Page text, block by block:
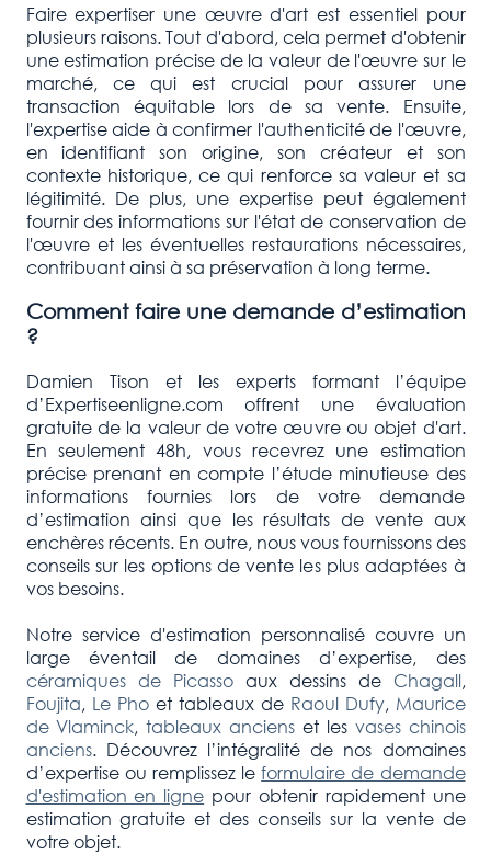
Faire expertiser une œuvre d'art est essentiel pour
plusieurs raisons. Tout d'abord, cela permet d'obtenir
une estimation précise de la valeur de l'œuvre sur le
marché, ce qui est crucial pour assurer une
transaction équitable lors de sa vente. Ensuite,
l'expertise aide à confirmer l'authenticité de l'œuvre,
en identifiant son origine, son créateur et son
contexte historique, ce qui renforce sa valeur et sa
légitimité. De plus, une expertise peut également
fournir des informations sur l'état de conservation de
l'œuvre et les éventuelles restaurations nécessaires,
contribuant ainsi à sa préservation à long terme.
Comment faire une demande d’estimation
?
Damien Tison et les experts formant l’équipe
d’Expertiseenligne.com offrent une évaluation
gratuite de la valeur de votre œuvre ou objet d'art.
En seulement 48h, vous recevrez une estimation
précise prenant en compte l’étude minutieuse des
informations fournies lors de votre demande
d’estimation ainsi que les résultats de vente aux
enchères récents. En outre, nous vous fournissons des
conseils sur les options de vente les plus adaptées à
vos besoins.
Notre service d'estimation personnalisé couvre un
large éventail de domaines d’expertise, des
céramiques de Picassoaux dessins de Chagall,
Foujita, Le Phoet tableaux de Raoul Dufy, Maurice
de Vlaminck,tableaux anciens et les vases chinois
anciens. Découvrez l’intégralité de nos domaines
d’expertise ou remplissez leformulaire de demande
d'estimation en ligne pour obtenir rapidement une
estimation gratuite et des conseils sur la vente de
votre objet.